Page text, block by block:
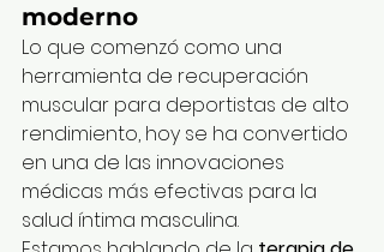
moderno
Lo que comenzó como una
herramienta de recuperación
muscular para deportistas de alto
rendimiento, hoy se ha convertido
en una de las innovaciones
médicas más efectivas para la
salud íntima masculina.